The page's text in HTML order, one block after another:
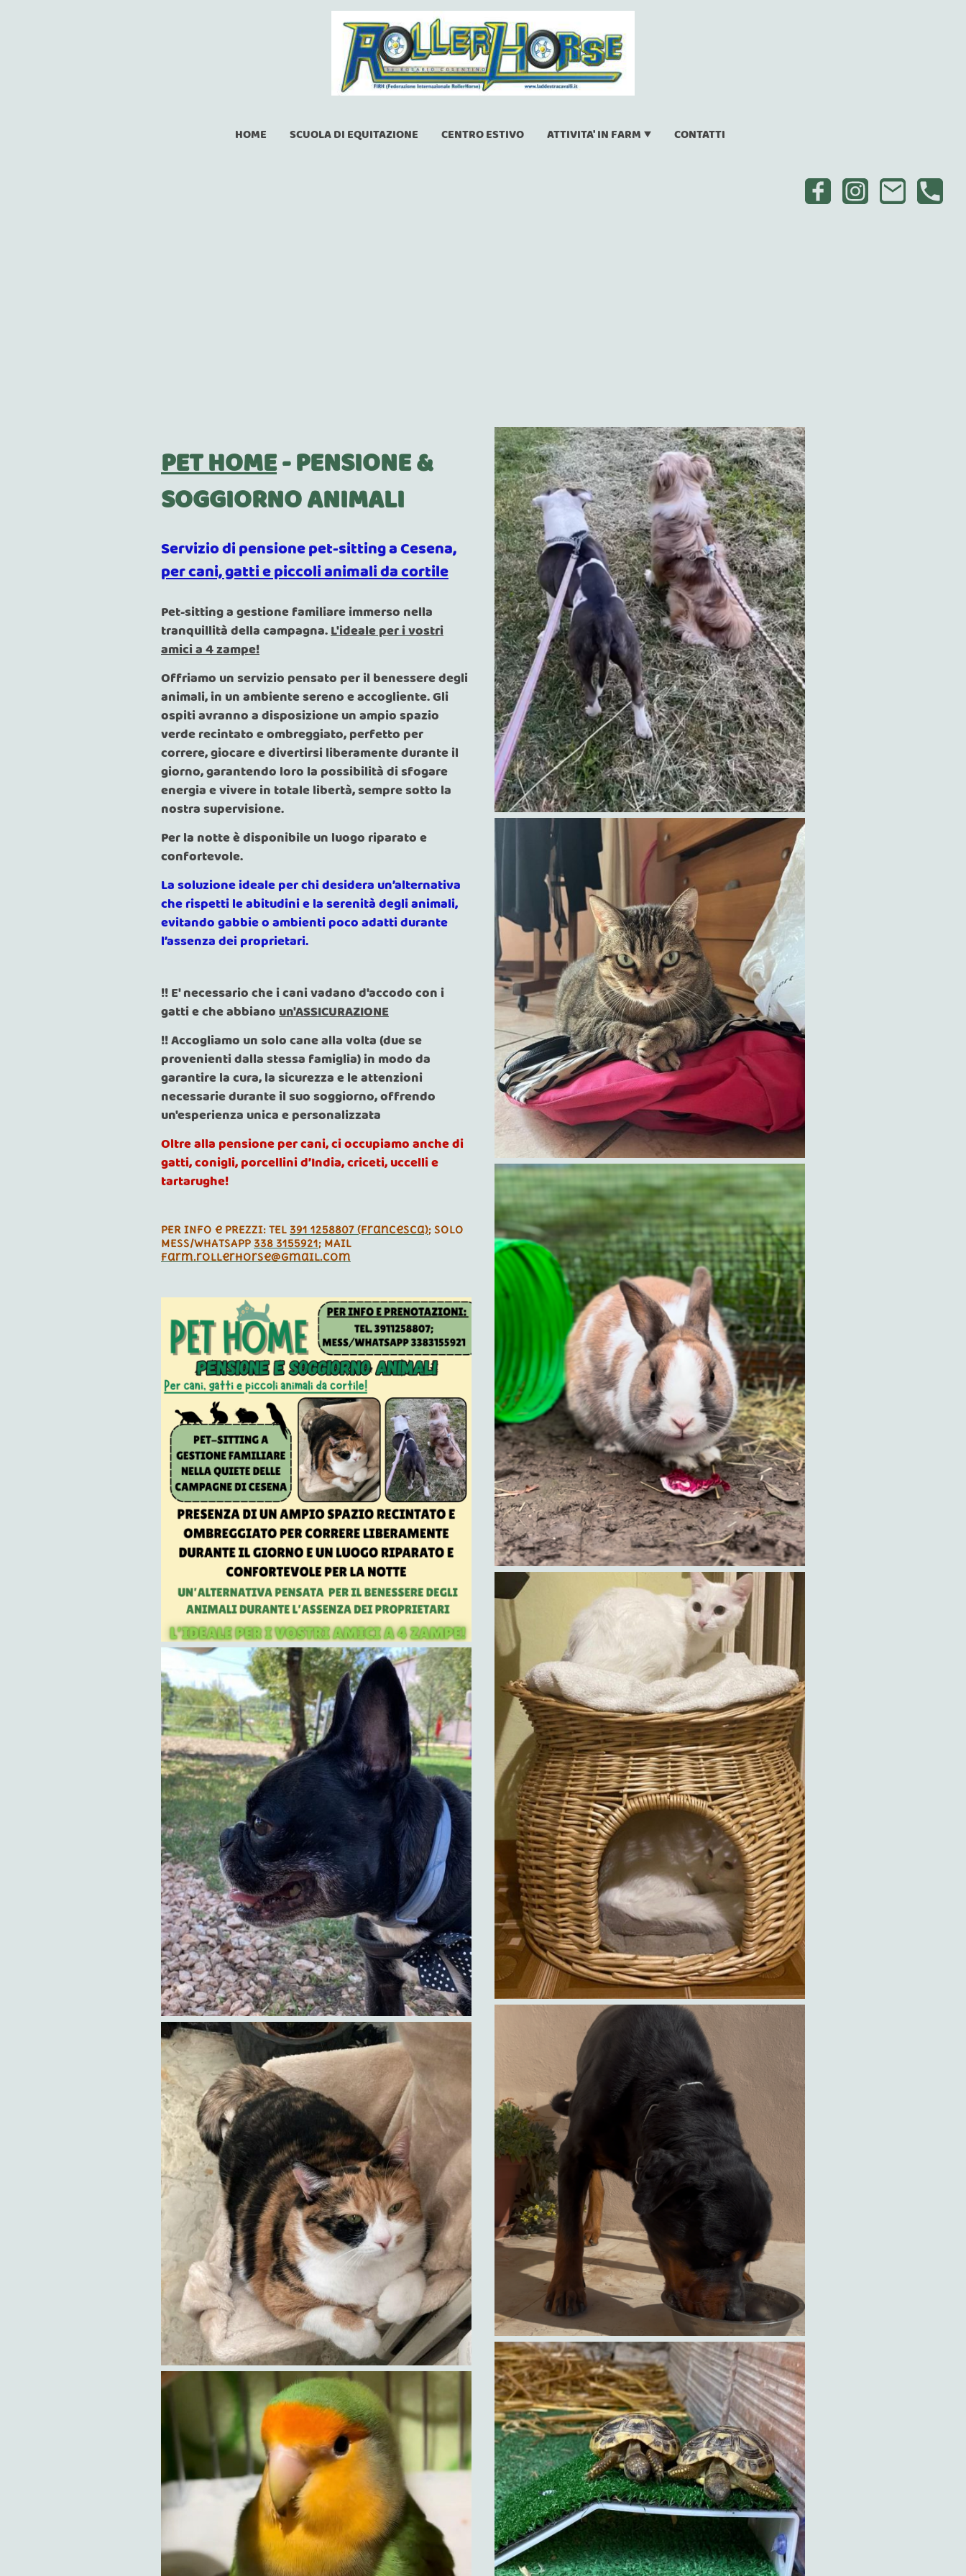
HOME SCUOLA DI EQUITAZIONE CENTRO ESTIVO ATTIVITA' IN FARM CONTATTI
PET HOME- PENSIONE &
SOGGIORNO ANIMALI
Servizio di pensione pet-sitting a Cesena,
per cani, gatti e piccoli animali da cortile
Pet-sitting a gestione familiare immerso nella
tranquillità della campagna.L'ideale per i vostri
amici a 4 zampe!
Offriamo un servizio pensato per il benessere degli
animali, in un ambiente sereno e accogliente. Gli
ospiti avranno a disposizione un ampio spazio
verde recintato e ombreggiato, perfetto per
correre, giocare e divertirsi liberamente durante il
giorno, garantendo loro la possibilità di sfogare
energia e vivere in totale libertà, sempre sotto la
nostra supervisione.
Per la notte è disponibile un luogo riparato e
confortevole.
La soluzione ideale per chi desidera un’alternativa
che rispetti le abitudini e la serenità degli animali,
evitando gabbie o ambienti poco adatti durante
l’assenza dei proprietari.
!! E' necessario che i cani vadano d'accodo con i
gatti e che abbiano un'ASSICURAZIONE
!! Accogliamo un solo cane alla volta (due se
provenienti dalla stessa famiglia) in modo da
garantire la cura, la sicurezza e le attenzioni
necessarie durante il suo soggiorno, offrendo
un'esperienza unica e personalizzata
Oltre alla pensione per cani, ci occupiamo anche di
gatti, conigli, porcellini d’India, criceti, uccelli e
tartarughe!
PER INFO e PREZZI: TEL 391 1258807 (Francesca); SOLO
MESS/WHATSAPP 338 3155921; MAIL
farm.rollerhorse@gmail.com